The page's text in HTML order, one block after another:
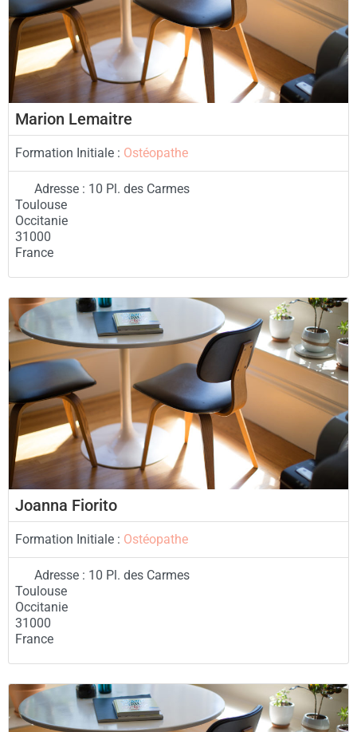
Marion Lemaitre
Formation Initiale : Ostéopathe
Adresse : 10 Pl. des Carmes
Toulouse
Occitanie
31000
France
Joanna Fiorito
Formation Initiale : Ostéopathe
Adresse : 10 Pl. des Carmes
Toulouse
Occitanie
31000
France